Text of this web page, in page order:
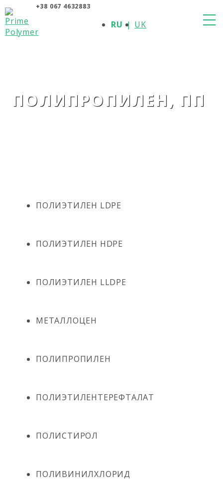
+38 067 4632883
RU UK
ПОЛИПРОПИЛЕН, ПП
ПОЛИЭТИЛЕН LDPE
ПОЛИЭТИЛЕН HDPE
ПОЛИЭТИЛЕН LLDPE
МЕТАЛЛОЦЕН
ПОЛИПРОПИЛЕН
ПОЛИЭТИЛЕНТЕРЕФТАЛАТ
ПОЛИСТИРОЛ
ПОЛИВИНИЛХЛОРИД
О КОМПАНИИ
ПРОДУКЦИЯ